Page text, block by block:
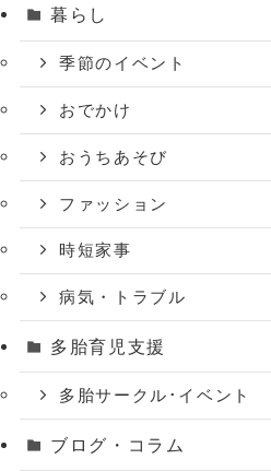
暮らし
季節のイベント
おでかけ
おうちあそび
ファッション
時短家事
病気・トラブル
多胎育児支援
多胎サークル･イベント
ブログ・コラム